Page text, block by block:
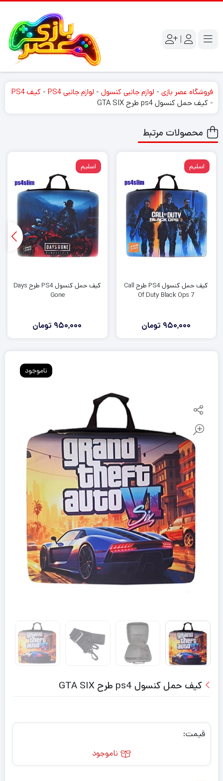
|
فروشگاه عصر بازی - لوازم جانبی کنسول - لوازم جانبی PS4 - کیف PS4
- کیف حمل کنسول ps4 طرح GTA SIX
محصولات مرتبط
اسلیم
کیف حمل کنسول PS4 طرح Call
Of Duty Black Ops 7
950,000 تومان
اسلیم
کیف حمل کنسول PS4 طرح Days
Gone
950,000 تومان
ناموجود
کیف حمل کنسول ps4 طرح GTA SIX
قیمت:
ناموجود